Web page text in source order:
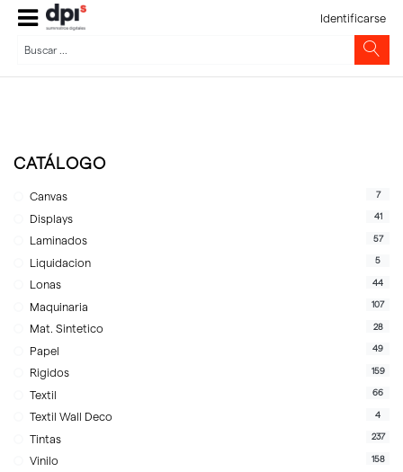
Identificarse
CATÁLOGO
Canvas 7
Displays 41
Laminados 57
Liquidacion 5
Lonas 44
Maquinaria 107
Mat. Sintetico 28
Papel 49
Rigidos 159
Textil 66
Textil Wall Deco 4
Tintas 237
Vinilo 158